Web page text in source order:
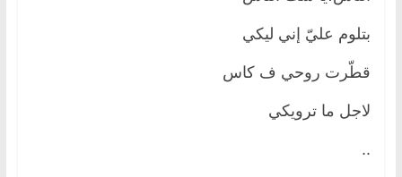
بتلوم عليّ إني ليكي
قطّرت روحي ف كاس
لاجل ما ترويكي
..